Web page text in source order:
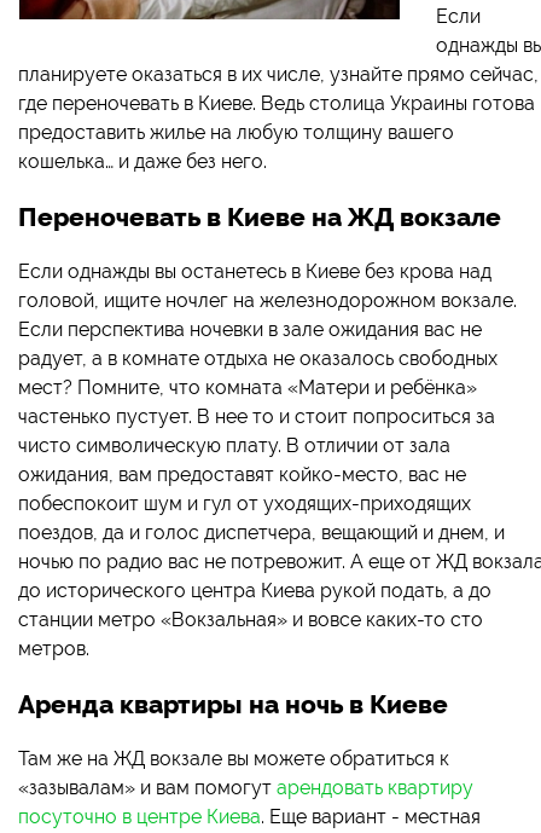
Если
однажды
планируете оказаться в их числе, узнайте прямо сейчас,
где переночевать в Киеве. Ведь столица Украины готова
предоставить жилье на любую толщину вашего
кошелька… и даже без него.
Переночевать в Киеве на ЖД вокзале
Если однажды вы останетесь в Киеве без крова над
головой, ищите ночлег на железнодорожном вокзале.
Если перспектива ночевки в зале ожидания вас не
радует, а в комнате отдыха не оказалось свободных
мест? Помните, что комната «Матери и ребёнка»
частенько пустует. В нее то и стоит попроситься за
чисто символическую плату. В отличии от зала
ожидания, вам предоставят койко-место, вас не
побеспокоит шум и гул от уходящих-приходящих
поездов, да и голос диспетчера, вещающий и днем, и
ночью по радио вас не потревожит. А еще от ЖД
до исторического центра Киева рукой подать, а до
станции метро «Вокзальная» и вовсе каких-то сто
метров.
Аренда квартиры на ночь в Киеве
Там же на ЖД вокзале вы можете обратиться к
«зазывалам» и вам помогут арендовать квартиру
посуточно в центре Киева. Еще вариант - местная